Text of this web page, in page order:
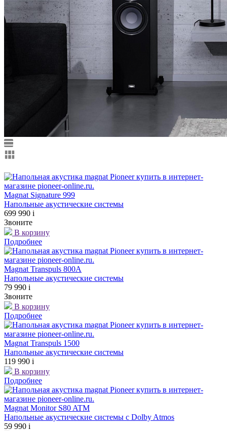
Magnat Signature 999
Напольные акустические системы
699 990 i
Звоните
В корзину
Подробнее
Magnat Transpuls 800A
Напольные акустические системы
79 990 i
Звоните
В корзину
Подробнее
Magnat Transpuls 1500
Напольные акустические системы
119 990 i
В корзину
Подробнее
Magnat Monitor S80 ATM
Напольные акустические системы с Dolby Atmos
59 990 i